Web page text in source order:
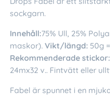
sockgarn.
Innehåll:75% Ull, 25%
maskor). Vikt/längd: 50g
Rekommenderade stickor:
24mx32 v.. Fintvätt eller
Fabel är spunnet i en